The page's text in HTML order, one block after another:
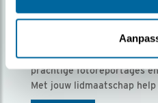
Ontvang 5 x Vogels
Vogels is het tijdschrift
prachtige fotoreportages
Met jouw lidmaatschap